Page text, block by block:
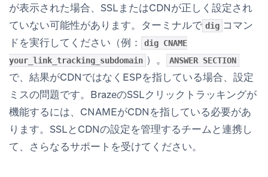
が表示された場合、SSLまたはCDNが正しく設定され
ていない可能性があります。ターミナルで dig コマン
ドを実行してください（例：
dig CNAME
your_link_tracking_subdomain ）。 ANSWER SECTION
で、結果がCDNではなくESPを指している場合、設定
ミスの問題です。BrazeのSSLクリックトラッキングが
機能するには、CNAMEがCDNを指している必要があ
ります。SSLとCDNの設定を管理するチームと連携し
て、さらなるサポートを受けてください。